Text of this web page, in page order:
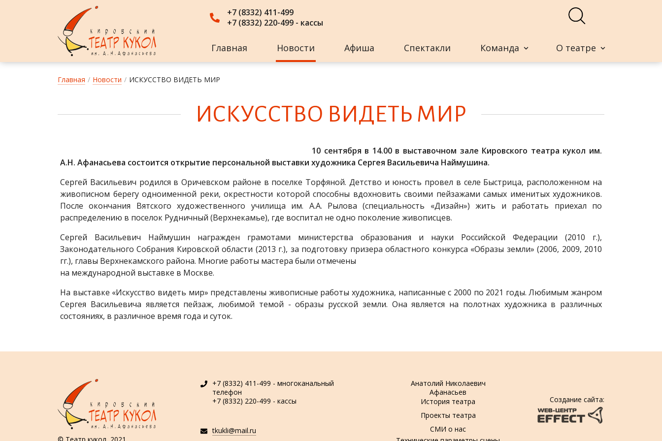
+7 (8332) 411-499
+7 (8332) 220-499 - кассы
Главная Новости Афиша Спектакли Команда О театре
Главная / Новости / ИСКУССТВО ВИДЕТЬ МИР
ИС­КУСС­ТВО ВИ­ДЕТЬ МИР
10 сентября в 14.00 в выставочном зале Кировского театра кукол им.
А.Н. Афанасьева состоится открытие персональной выставки художника Сергея Васильевича Наймушина.
Сергей Васильевич родился в Оричевском районе в поселке Торфяной. Детство и юность провел в селе Быстрица, расположенном на
живописном берегу одноименной реки, окрестности которой способны вдохновить своими пейзажами самых именитых художников.
После окончания Вятского художественного училища им. А.А. Рылова (специальность «Дизайн») жить и работать приехал по
распределению в поселок Рудничный (Верхнекамье), где воспитал не одно поколение живописцев.
Сергей Васильевич Наймушин награжден грамотами министерства образования и науки Российской Федерации (2010 г.),
Законодательного Собрания Кировской области (2013 г.), за подготовку призера областного конкурса «Образы земли» (2006, 2009, 2010
гг.), главы Верхнекамского района. Многие работы мастера были отмечены
на международной выставке в Москве.
На выставке «Искусство видеть мир» представлены живописные работы художника, написанные с 2000 по 2021 годы. Любимым жанром
Сергея Васильевича является пейзаж, любимой темой - образы русской земли. Она является на полотнах художника в различных
состояниях, в различное время года и суток.
© Театр кукол, 2021
+7 (8332) 411-499 - многоканальный
телефон
+7 (8332) 220-499 - кассы
tkukli@mail.ru
Анатолий Николаевич
Афанасьев
История театра
Проекты театра
СМИ о нас
Создание сайта: